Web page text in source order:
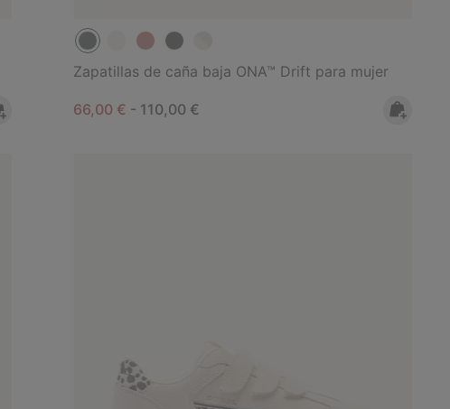
Zapatillas de caña baja ONA™ Drift para mujer
Minimum sale price:
66,00 € - Maximum price:
110,00 €